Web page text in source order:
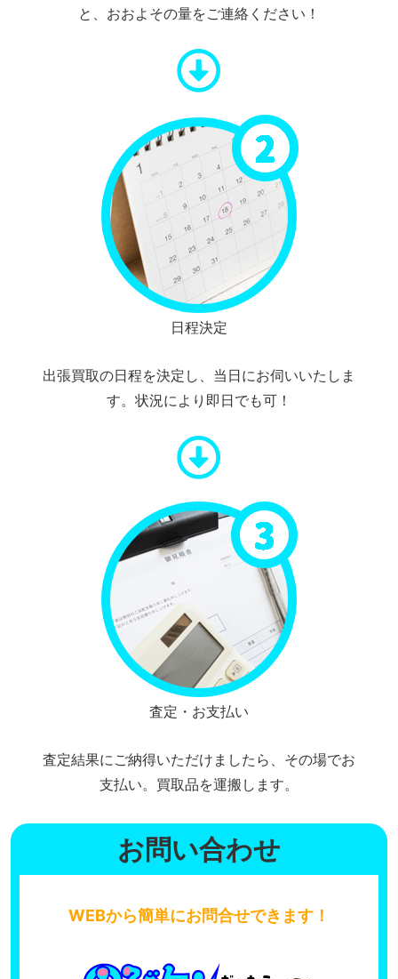
と、おおよその量をご連絡ください！
日程決定
出張買取の日程を決定し、当日にお伺いいたしま
す。状況により即日でも可！
査定・お支払い
査定結果にご納得いただけましたら、その場でお
支払い。買取品を運搬します。
お問い合わせ
WEBから簡単にお問合せできます！